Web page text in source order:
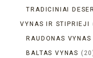
TRADICINIAI
VYNAS IR STIPRIEJI
RAUDONAS VYNAS
BALTAS VYNAS
20